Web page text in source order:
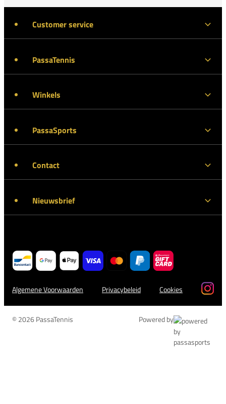
Customer service
PassaTennis
Winkels
PassaSports
Contact
Nieuwsbrief
Algemene Voorwaarden Privacybeleid Cookies
© 2026 PassaTennis Powered by